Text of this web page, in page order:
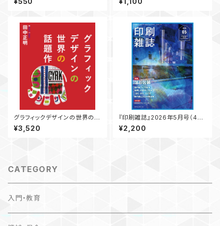
グラフィックデザインの世界の話
題作
¥3,520
『印刷雑誌』2026年5月号（4月
20日発行）
¥2,200
CATEGORY
入門・教育